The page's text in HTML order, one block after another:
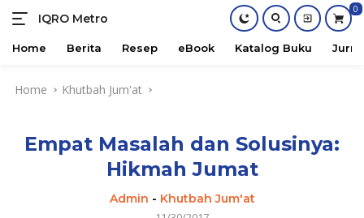
IQRO Metro
Lets
Bright
0
Home Berita Resep eBook Katalog Buku
Home Khutbah Jum'at
Empat Masalah dan Solusinya:
Hikmah Jumat
Admin - Khutbah Jum'at